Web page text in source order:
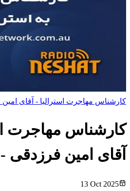
کارشناس مهاجرت استرالیا - آقای
کارشناس مهاجرت
آقای امین فرزدقی
13 Oct 2025